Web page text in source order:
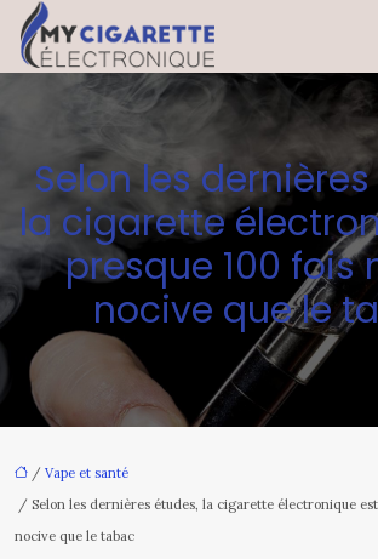
Selon les
la cigarette
presque 100 fois
nocive que le
/ Vape et santé
/ Selon les dernières études, la cigarette électronique
nocive que le tabac